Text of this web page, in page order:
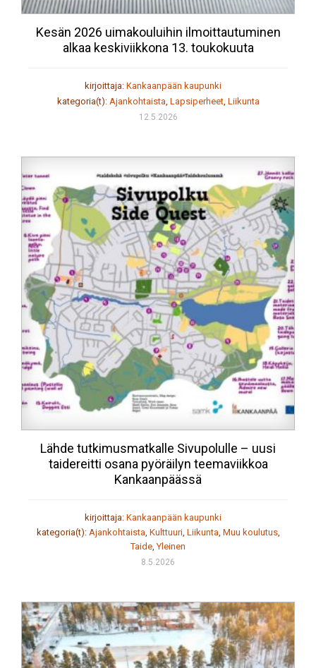
Kesän 2026 uimakouluihin ilmoittautuminen
alkaa keskiviikkona 13. toukokuuta
kirjoittaja: Kankaanpään kaupunki
kategoria(t): Ajankohtaista, Lapsiperheet, Liikunta
12.5.2026
Lähde tutkimusmatkalle Sivupolulle – uusi
taidereitti osana pyöräilyn teemaviikkoa
Kankaanpäässä
kirjoittaja: Kankaanpään kaupunki
kategoria(t): Ajankohtaista, Kulttuuri, Liikunta, Muu koulutus,
Taide,Yleinen
8.5.2026